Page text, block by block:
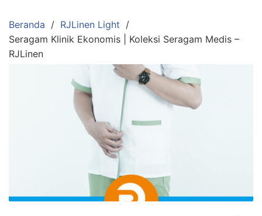
ke
konten
Beranda
RJLinen Light
Seragam Klinik Ekonomis | Koleksi Seragam Medis –
RJLinen